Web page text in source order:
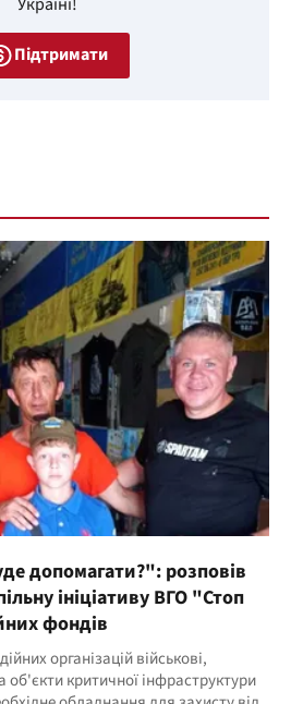
Підтримати
допомагати?": розповів
ініціативу ВГО "Стоп
фондів
організацій військові,
об'єкти критичної інфраструктури